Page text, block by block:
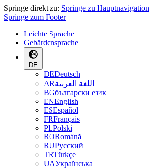
Springe direkt zu: Springe zu Hauptnavigation
Springe zum Footer
Leichte Sprache
Gebärdensprache
DE
DEDeutsch
ARاللغة العربية
BGбългарски език
ENEnglish
ESEspañol
FRFrançais
PLPolski
RORomână
RUРусский
TRTürkçe
UAУкраїнська